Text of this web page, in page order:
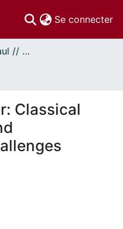
Se connecter
Université Saint-Paul // Saint Paul University
Classical